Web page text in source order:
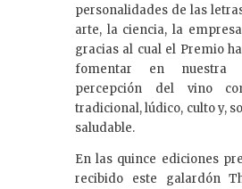
personalidades de las
arte, la ciencia, la
gracias al cual el Premio
fomentar en nuestra
percepción del vino
tradicional, lúdico, culto y,
saludable.
En las quince ediciones
recibido este galardón